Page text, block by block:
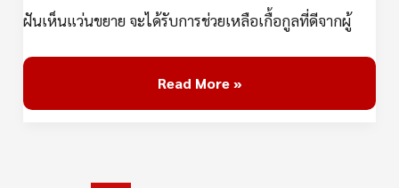
ฝันเห็นแว่นขยาย จะได้รับการช่วยเหลือเกื้อกูลที่ดีจากผู้
Read More »